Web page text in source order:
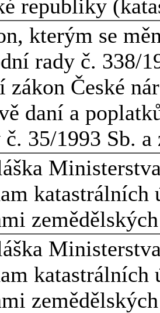
republiky
kterým se
rady č. 338/
zákon České
daní a
35/1993 Sb.